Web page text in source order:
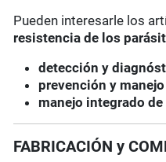
Pueden interesarle los
resistencia de los
detección y
prevención y manejo
manejo integrado
FABRICACIÓN y